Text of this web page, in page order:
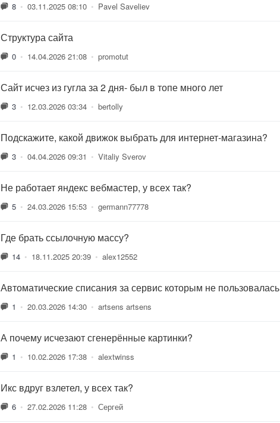
8 • 03.11.2025 08:10 • Pavel Saveliev
Структура сайта
0 • 14.04.2026 21:08 • promotut
Сайт исчез из гугла за 2 дня- был в топе много лет
3 • 12.03.2026 03:34 • bertolly
Подскажите, какой движок выбрать для интернет-магазина?
3 • 04.04.2026 09:31 • Vitaliy Sverov
Не работает яндекс вебмастер, у всех так?
5 • 24.03.2026 15:53 • germann77778
Где брать ссылочную массу?
14 • 18.11.2025 20:39 • alex12552
Автоматические списания за сервис которым не пользовалась
1 • 20.03.2026 14:30 • artsens artsens
А почему исчезают сгенерённые картинки?
1 • 10.02.2026 17:38 • alextwinss
Икс вдруг взлетел, у всех так?
6 • 27.02.2026 11:28 • Сергей